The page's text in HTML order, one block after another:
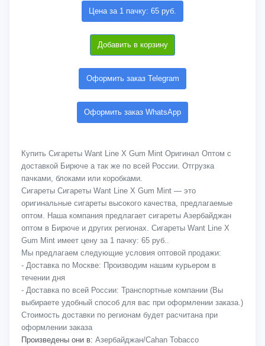
Цена за 1 пачку: 65 руб.
Добавить в корзину
Оформить заказ Telegram
Оформить заказ WhatsApp
Купить Сигареты Want Line X Gum Mint Оригинал Оптом с
доставкой Бирюче а так же по всей России. Отгрузка
пачками, блоками или коробками.
Сигареты Сигареты Want Line X Gum Mint — это
оригинальные сигареты высокого качества, предлагаемые
оптом. Наша компания предлагает сигареты Азербайджан
оптом в Бирюче и других регионах. Сигареты Want Line X
Gum Mint имеет цену за 1 пачку: 65 руб..
Мы предлагаем следующие условия оптовой продажи:
- Доставка по Москве: Производим нашим курьером в
течении дня
- Доставка по всей России: Транспортные компании (Вы
выбираете удобный способ для вас при оформлении заказа.)
Стоимость доставки по регионам будет расчитана при
оформлении заказа
Произведены они в: Азербайджан/Cahan Tobacco